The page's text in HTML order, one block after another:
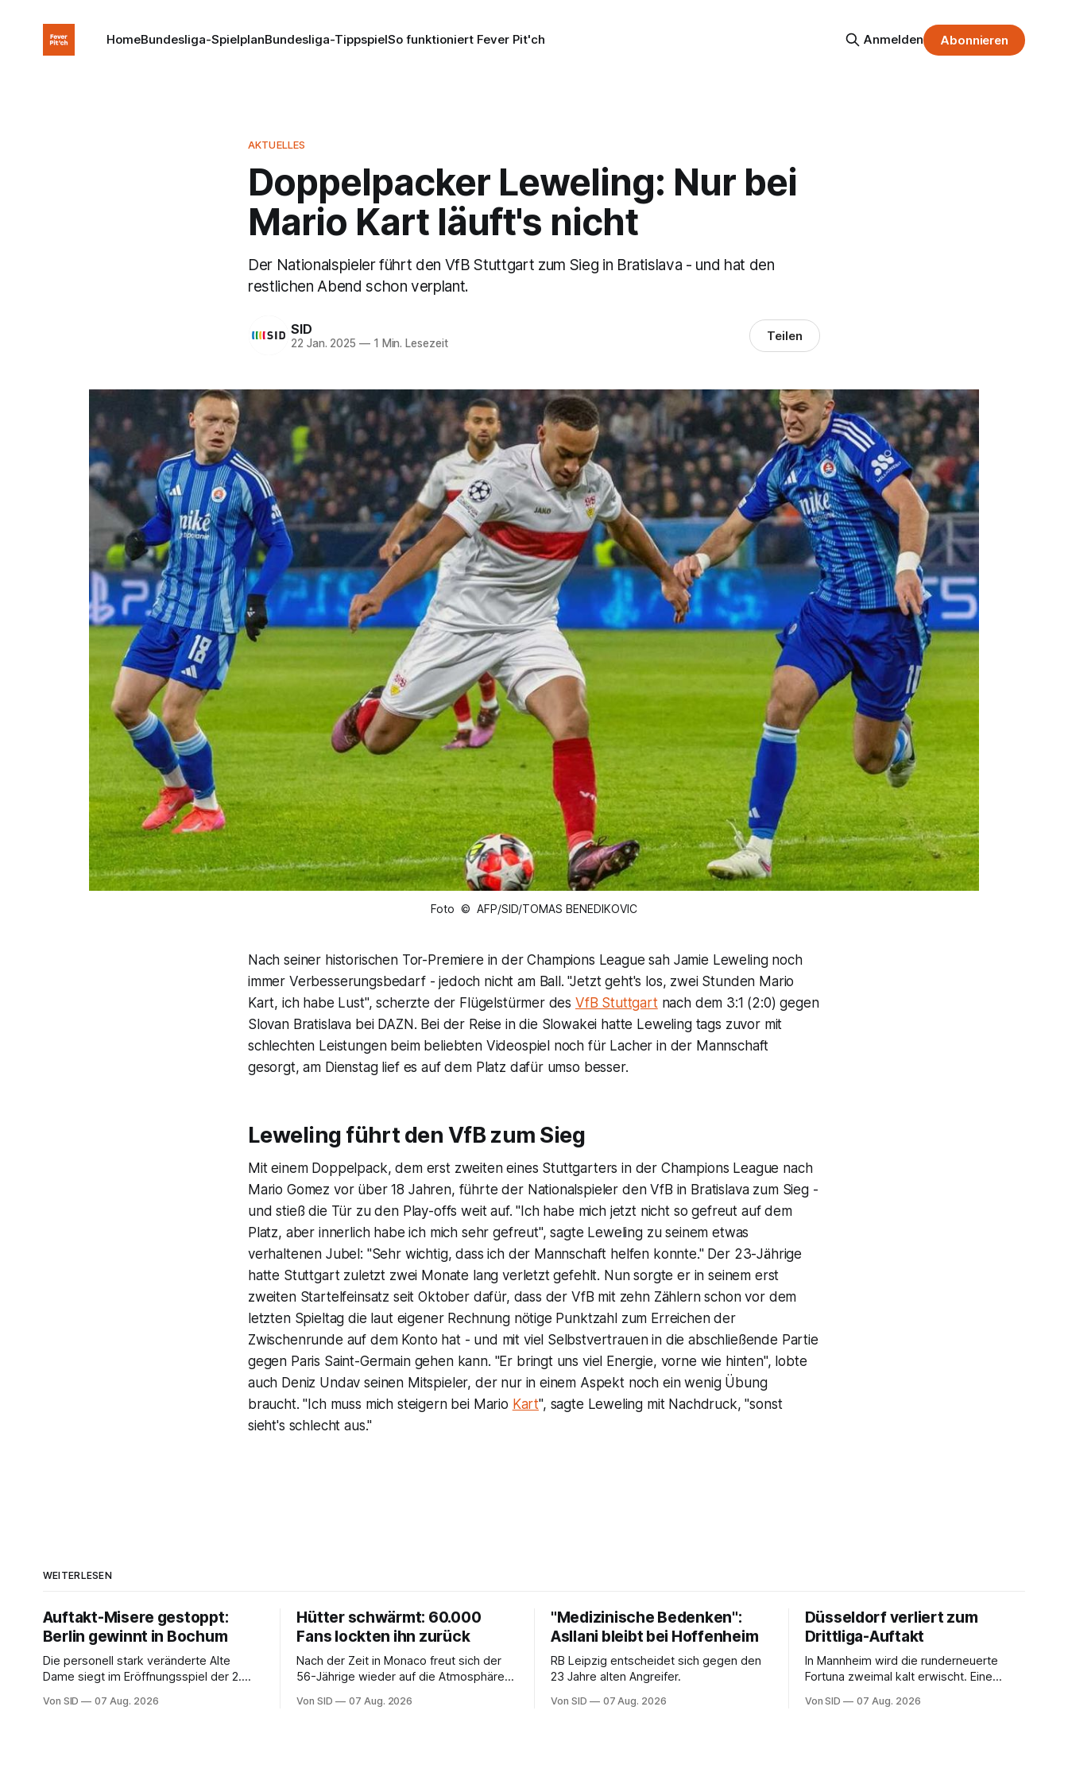
HomeBundesliga-SpielplanBundesliga-TippspielSo funktioniert Fever Pit'ch Anmelden Abonnieren
AKTUELLES
Doppelpacker Leweling: Nur bei
Mario Kart läuft's nicht
Der Nationalspieler führt den VfB Stuttgart zum Sieg in Bratislava - und hat den
restlichen Abend schon verplant.
SID
22 Jan. 2025 —1 Min. Lesezeit Teilen
Foto © AFP/SID/TOMAS BENEDIKOVIC
Nach seiner historischen Tor-Premiere in der Champions League sah Jamie Leweling noch
immer Verbesserungsbedarf - jedoch nicht am Ball. "Jetzt geht's los, zwei Stunden Mario
Kart, ich habe Lust", scherzte der Flügelstürmer des VfB Stuttgartnach dem 3:1 (2:0) gegen
Slovan Bratislava bei DAZN. Bei der Reise in die Slowakei hatte Leweling tags zuvor mit
schlechten Leistungen beim beliebten Videospiel noch für Lacher in der Mannschaft
gesorgt, am Dienstag lief es auf dem Platz dafür umso besser.
Leweling führt den VfB zum Sieg
Mit einem Doppelpack, dem erst zweiten eines Stuttgarters in der Champions League nach
Mario Gomez vor über 18 Jahren, führte der Nationalspieler den VfB in Bratislava zum Sieg -
und stieß die Tür zu den Play-offs weit auf. "Ich habe mich jetzt nicht so gefreut auf dem
Platz, aber innerlich habe ich mich sehr gefreut", sagte Leweling zu seinem etwas
verhaltenen Jubel: "Sehr wichtig, dass ich der Mannschaft helfen konnte." Der 23-Jährige
hatte Stuttgart zuletzt zwei Monate lang verletzt gefehlt. Nun sorgte er in seinem erst
zweiten Startelfeinsatz seit Oktober dafür, dass der VfB mit zehn Zählern schon vor dem
letzten Spieltag die laut eigener Rechnung nötige Punktzahl zum Erreichen der
Zwischenrunde auf dem Konto hat - und mit viel Selbstvertrauen in die abschließende Partie
gegen Paris Saint-Germain gehen kann. "Er bringt uns viel Energie, vorne wie hinten", lobte
auch Deniz Undav seinen Mitspieler, der nur in einem Aspekt noch ein wenig Übung
braucht. "Ich muss mich steigern bei Mario Kart", sagte Leweling mit Nachdruck, "sonst
sieht's schlecht aus."
WEITERLESEN
Auftakt-Misere gestoppt:
Berlin gewinnt in Bochum
Die personell stark veränderte Alte
Dame siegt im Eröffnungsspiel der 2.
Von SID 07 Aug. 2026
Hütter schwärmt: 60.000
Fans lockten ihn zurück
Nach der Zeit in Monaco freut sich der
56-Jährige wieder auf die Atmosphäre in
Von SID 07 Aug. 2026
"Medizinische Bedenken":
Asllani bleibt bei Hoffenheim
RB Leipzig entscheidet sich gegen den
23 Jahre alten Angreifer.
Von SID 07 Aug. 2026
Düsseldorf verliert zum
Drittliga-Auftakt
In Mannheim wird die runderneuerte
Fortuna zweimal kalt erwischt. Eine
Anfangsphase sorgt für Zündstoff.
Von SID 07 Aug. 2026